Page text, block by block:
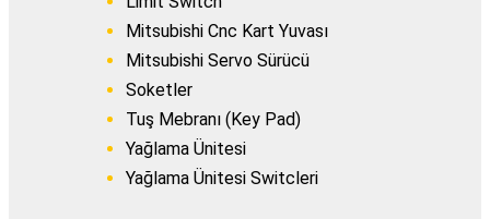
Mitsubishi Cnc Kart Yuvası
Mitsubishi Servo Sürücü
Soketler
Tuş Mebranı (Key Pad)
Yağlama Ünitesi
Yağlama Ünitesi Switcleri